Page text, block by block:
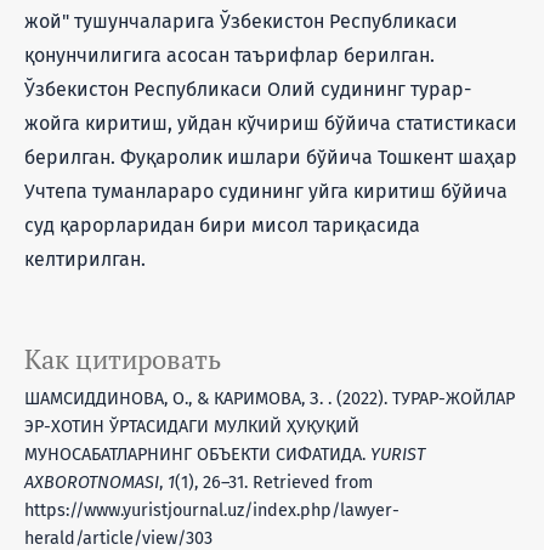
Как цитировать
ШАМСИДДИНОВА, О., & КАРИМОВА, З. . (2022). ТУРАР-ЖОЙЛАР
ЭР-ХОТИН ЎРТАСИДАГИ МУЛКИЙ ҲУҚУҚИЙ
МУНОСАБАТЛАРНИНГ ОБЪЕКТИ СИФАТИДА. YURIST
AXBOROTNOMASI, 1(1), 26–31. Retrieved from
https://www.yuristjournal.uz/index.php/lawyer-
herald/article/view/303
жой" тушунчаларига Ўзбекистон Республикаси
қонунчилигига асосан таърифлар берилган.
Ўзбекистон Республикаси Олий судининг турар-
жойга киритиш, уйдан кўчириш бўйича статистикаси
берилган. Фуқаролик ишлари бўйича Тошкент шаҳар
Учтепа туманлараро судининг уйга киритиш бўйича
суд қарорларидан бири мисол тариқасида
келтирилган.